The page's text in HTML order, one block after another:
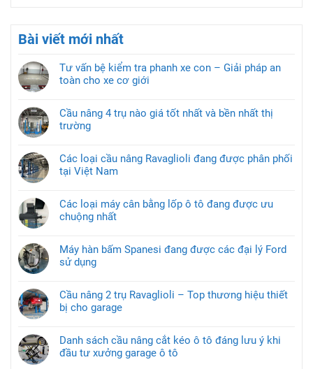
Bài viết mới nhất
Tư vấn bệ kiểm tra phanh xe con – Giải pháp an
toàn cho xe cơ giới
Cầu nâng 4 trụ nào giá tốt nhất và bền nhất thị
trường
Các loại cầu nâng Ravaglioli đang được phân phối
tại Việt Nam
Các loại máy cân bằng lốp ô tô đang được ưu
chuộng nhất
Máy hàn bấm Spanesi đang được các đại lý Ford
sử dụng
Cầu nâng 2 trụ Ravaglioli – Top thương hiệu thiết
bị cho garage
Danh sách cầu nâng cắt kéo ô tô đáng lưu ý khi
đầu tư xưởng garage ô tô